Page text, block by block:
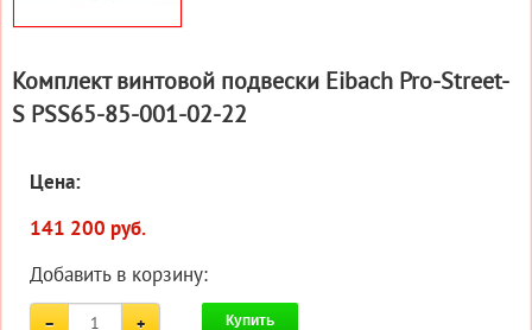
Комплект винтовой подвески Eibach Pro-Street-
S PSS65-85-001-02-22
Цена:
141 200 руб.
Добавить в корзину:
Купить